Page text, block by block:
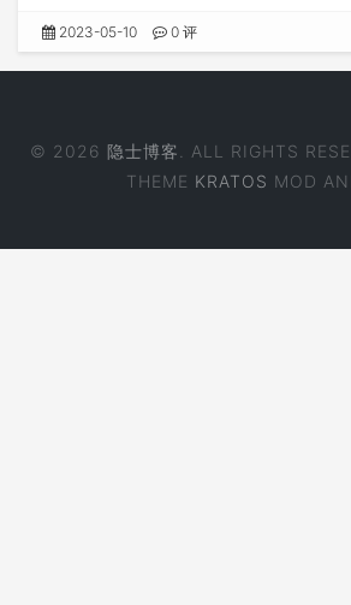
2023-05-10 0 评
© 2026 隐士博客 . ALL RIGHTS
THEME KRATOS MOD